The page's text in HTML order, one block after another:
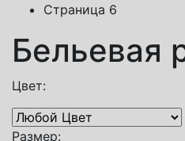
Страница 6
Бельевая
Цвет:
Размер: